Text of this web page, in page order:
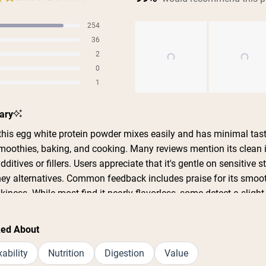
254
36
2
0
1
selected
egg white protein powder mixes easily and has minimal
baking, and cooking. Many reviews mention its clean
or fillers. Users appreciate that it's gentle on sensitive
alternatives. Common feedback includes praise for its
While most find it nearly flavorless, some detect a
address its effectiveness for boosting protein intake
consistently highlight good value and quality, though some
About
Nutrition Digestion Value